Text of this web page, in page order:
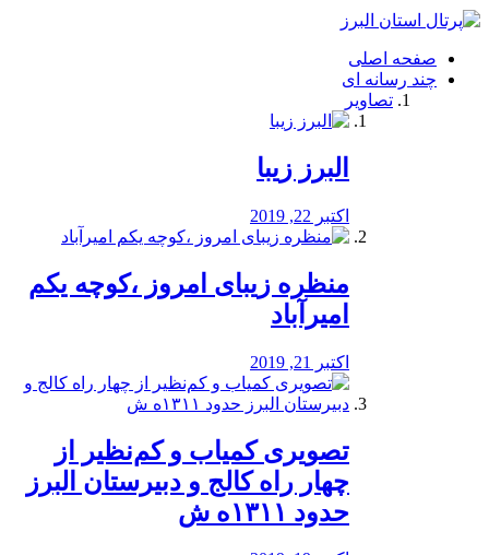
فصد
شرق
تهران
خشکشویی
صفحه اصلی
چند رسانه ای
تصاویر
البرز زیبا
اکتبر 22, 2019
منظره‌‌ زیبای امروز ،کوچه یکم
امیرآباد
اکتبر 21, 2019
️تصویری کمیاب و کم‌نظیر از
چهار راه كالج و دبيرستان البرز
حدود ۱۳۱۱ه ش